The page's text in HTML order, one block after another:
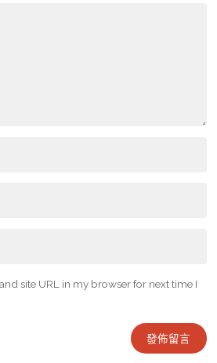
site URL in my browser for next time I